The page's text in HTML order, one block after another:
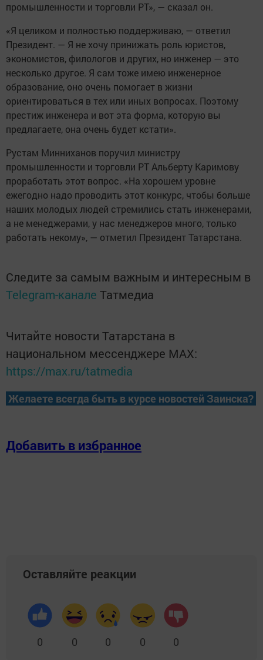
промышленности и торговли РТ», — сказал он.
«Я целиком и полностью поддерживаю, — ответил
Президент. — Я не хочу принижать роль юристов,
экономистов, филологов и других, но инженер — это
несколько другое. Я сам тоже имею инженерное
образование, оно очень помогает в жизни
ориентироваться в тех или иных вопросах. Поэтому
престиж инженера и вот эта форма, которую вы
предлагаете, она очень будет кстати».
Рустам Минниханов поручил министру
промышленности и торговли РТ Альберту Каримову
проработать этот вопрос. «На хорошем уровне
ежегодно надо проводить этот конкурс, чтобы больше
наших молодых людей стремились стать инженерами,
а не менеджерами, у нас менеджеров много, только
работать некому», — отметил Президент Татарстана.
Следите за самым важным и интересным в
Telegram-канале Татмедиа
Читайте новости Татарстана в
национальном мессенджере MАХ:
https://max.ru/tatmedia
Желаете всегда быть в курсе новостей Заинска?
Добавить в избранное
Оставляйте реакции
0 0 0 0 0